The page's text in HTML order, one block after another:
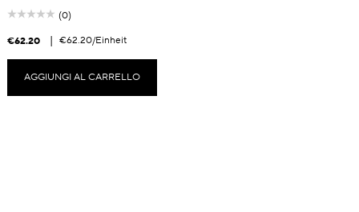
(0)
€62.20 | €62.20/Einheit
AGGIUNGI AL CARRELLO